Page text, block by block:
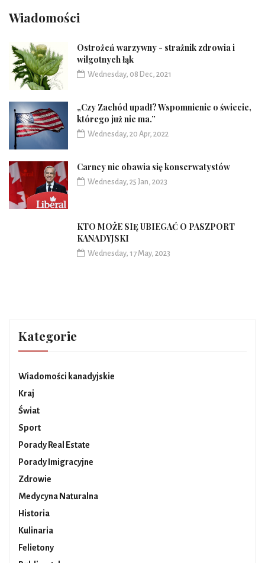
Wiadomości
Ostrożeń warzywny - strażnik zdrowia i
wilgotnych łąk
Wednesday, 08 Dec, 2021
„Czy Zachód upadł? Wspomnienie o świecie,
którego już nie ma.”
Wednesday, 20 Apr, 2022
Carney nie obawia się konserwatystów
Wednesday, 25 Jan, 2023
KTO MOŻE SIĘ UBIEGAĆ O PASZPORT
KANADYJSKI
Wednesday, 17 May, 2023
Kategorie
Wiadomości kanadyjskie
Kraj
Świat
Sport
Porady Real Estate
Porady Imigracyjne
Zdrowie
Medycyna Naturalna
Historia
Kulinaria
Felietony